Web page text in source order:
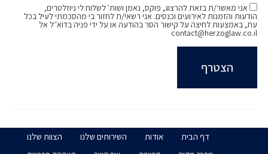
אני מאשר/ת בזאת להרצוג, פוקס, נאמן ושות' לשלוח לי ניוזלטרים,
הודעות והזמנות לאירועים וכנסים. אני רשאי/ת לחזור בי מהסכמתי לעיל בכל
עת, באמצעות לחיצה על קישור הסר בהודעה או על ידי פניה בדוא״ל אל
contact@herzoglaw.co.il
דף הבית אודות השירותים שלנו
הצוות שלנו